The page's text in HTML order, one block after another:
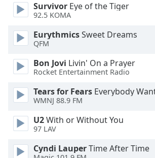
Background
Color
Opacity
Caption
Area
Color
Opacity
Survivor Eye of the Tiger
92.5 KOMA
EurythmicsSweet Dreams
QFM
Bon Jovi Livin' On a Prayer
Rocket Entertainment Radio
Tears for Fears Everybody Wants
WMNJ 88.9 FM
U2With or Without You
97 LAV
Cyndi LauperTime After Time